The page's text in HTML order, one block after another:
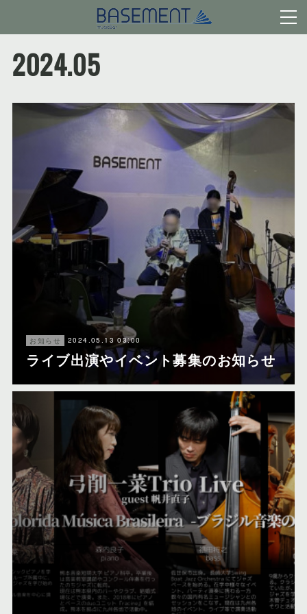
2024.05
お知らせ 2024.05.13 03:00
ライブ出演やイベント募集のお知らせ